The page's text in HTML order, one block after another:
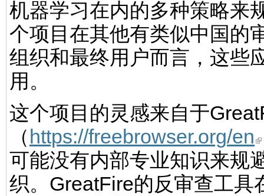
机器学习在内的多种策略来
个项目在其他有类似中国的
组织和最终用户而言，这些
用。
这个项目的灵感来自于
（ https://freebrowser.org/en
可能没有内部专业知识来规
织。GreatFire的反审查工